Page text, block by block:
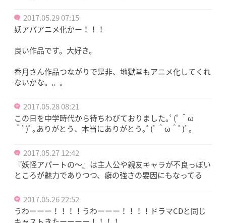
2017.05.29 07:15
妖アパアニメ化かー！！！
良い作品です。大好き。
香月さん作品つながりで是非、地獄堂もアニメ化してくれ
ないかな。。。
2017.05.28 08:21
この日を中学時代から待ちわびておりました｡ﾟ(ﾟ＾ω
＾ﾟ)ﾟ｡ありがとう、本当にありがとう｡ﾟ(ﾟ＾ω＾ﾟ)ﾟ｡
2017.05.27 12:42
『妖怪アパートの〜』は主人公や親友キャラが不良っぽい
ところが魅力でありつつ、癖の強さの要因にもなってる
2017.05.26 22:52
うわーーー！！！！うわーーー！！！！ドラマCDと同じ